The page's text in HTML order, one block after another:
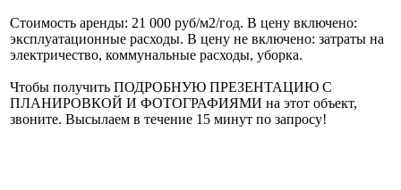
Стоимость аренды: 21 000 руб/м2/год. В цену включено:
эксплуатационные расходы. В цену не включено: затраты на
электричество, коммунальные расходы, уборка.
Чтобы получить ПОДРОБНУЮ ПРЕЗЕНТАЦИЮ С
ПЛАНИРОВКОЙ И ФОТОГРАФИЯМИ на этот объект,
звоните. Высылаем в течение 15 минут по запросу!